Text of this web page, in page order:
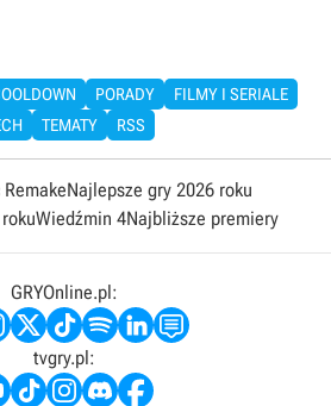
PORADY
FILMY I SERIALE
TEMATY RSS
Najlepsze gry 2026 roku
Wiedźmin 4Najbliższe premiery
GRYOnline.pl:
tvgry.pl: